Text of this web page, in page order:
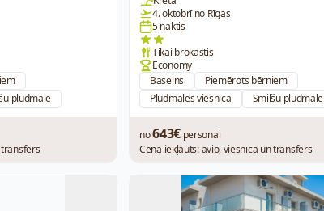
pludmale
4. oktobrī no Rīgas
5 naktis
Tikai brokastis
Economy
Baseins
Piemērots bērniem
Pludmales viesnīca
Smilšu pludmale
no643€personai
Cenā iekļauts: avio, viesnīca un transfērs